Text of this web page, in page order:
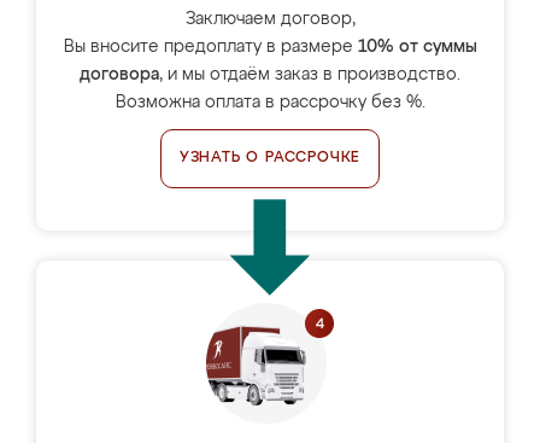
Заключаем договор,
Вы вносите предоплату в размере 10% от суммы
договора, и мы отдаём заказ в производство.
Возможна оплата в рассрочку без %.
УЗНАТЬ О РАССРОЧКЕ